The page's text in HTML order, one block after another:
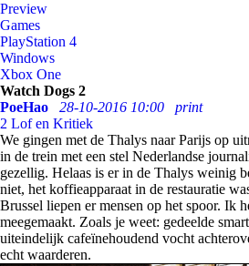
Preview
Games
PlayStation 4
Windows
Xbox One
Watch Dogs 2
PoeHao
28-10-2016 10:00
print
2 Lof en Kritiek
We gingen met de Thalys naar Parijs op
in de trein met een stel Nederlandse
gezellig. Helaas is er in de Thalys weinig
niet, het koffieapparaat in de restauratie
Brussel liepen er mensen op het spoor. Ik
meegemaakt. Zoals je weet: gedeelde
uiteindelijk cafeïnehoudend vocht
echt waarderen.